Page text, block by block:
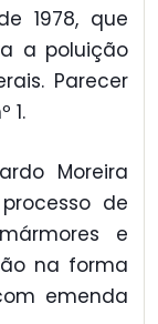
1978, que
a poluição
Parecer
1.
Moreira
de
e
na forma
emenda